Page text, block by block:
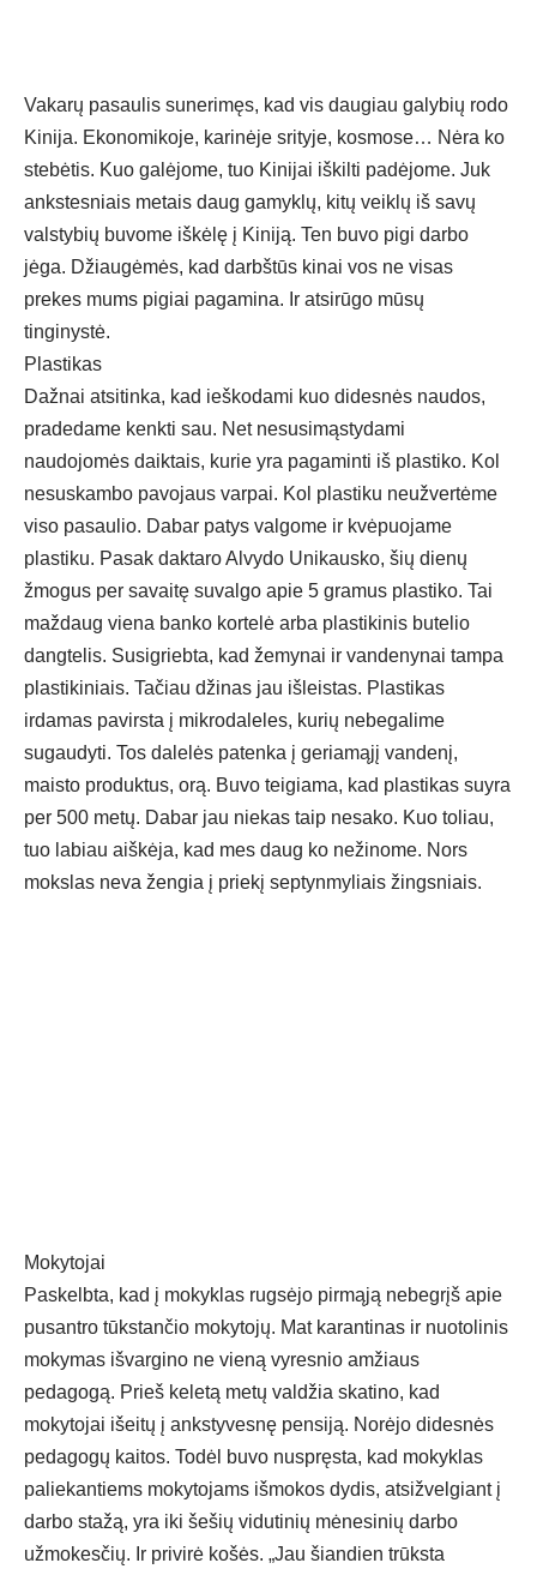
Vakarų pasaulis sunerimęs, kad vis daugiau galybių rodo
Kinija. Ekonomikoje, karinėje srityje, kosmose… Nėra ko
stebėtis. Kuo galėjome, tuo Kinijai iškilti padėjome. Juk
ankstesniais metais daug gamyklų, kitų veiklų iš savų
valstybių buvome iškėlę į Kiniją. Ten buvo pigi darbo
jėga. Džiaugėmės, kad darbštūs kinai vos ne visas
prekes mums pigiai pagamina. Ir atsirūgo mūsų
tinginystė.
Plastikas
Dažnai atsitinka, kad ieškodami kuo didesnės naudos,
pradedame kenkti sau. Net nesusimąstydami
naudojomės daiktais, kurie yra pagaminti iš plastiko. Kol
nesuskambo pavojaus varpai. Kol plastiku neužvertėme
viso pasaulio. Dabar patys valgome ir kvėpuojame
plastiku. Pasak daktaro Alvydo Unikausko, šių dienų
žmogus per savaitę suvalgo apie 5 gramus plastiko. Tai
maždaug viena banko kortelė arba plastikinis butelio
dangtelis. Susigriebta, kad žemynai ir vandenynai tampa
plastikiniais. Tačiau džinas jau išleistas. Plastikas
irdamas pavirsta į mikrodaleles, kurių nebegalime
sugaudyti. Tos dalelės patenka į geriamąjį vandenį,
maisto produktus, orą. Buvo teigiama, kad plastikas suyra
per 500 metų. Dabar jau niekas taip nesako. Kuo toliau,
tuo labiau aiškėja, kad mes daug ko nežinome. Nors
mokslas neva žengia į priekį septynmyliais žingsniais.
Mokytojai
Paskelbta, kad į mokyklas rugsėjo pirmąją nebegrįš apie
pusantro tūkstančio mokytojų. Mat karantinas ir nuotolinis
mokymas išvargino ne vieną vyresnio amžiaus
pedagogą. Prieš keletą metų valdžia skatino, kad
mokytojai išeitų į ankstyvesnę pensiją. Norėjo didesnės
pedagogų kaitos. Todėl buvo nuspręsta, kad mokyklas
paliekantiems mokytojams išmokos dydis, atsižvelgiant į
darbo stažą, yra iki šešių vidutinių mėnesinių darbo
užmokesčių. Ir privirė košės. „Jau šiandien trūksta